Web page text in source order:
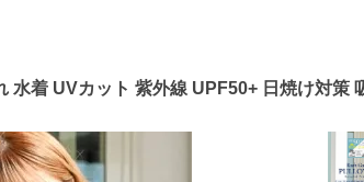
着 UVカット 紫外線 UPF50+ 日焼け対策